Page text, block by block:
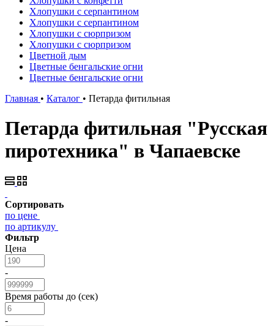
Хлопушки с серпантином
Хлопушки с серпантином
Хлопушки с сюрпризом
Хлопушки с сюрпризом
Цветной дым
Цветные бенгальские огни
Цветные бенгальские огни
Главная • Каталог • Петарда фитильная
Петарда фитильная "Русская
пиротехника" в Чапаевске
Сортировать
по цене
по артикулу
Фильтр
Цена
-
Время работы до (сек)
-